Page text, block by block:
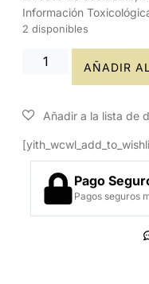
Información
2 disponibles
AÑADIR
Pago
Pagos seguros